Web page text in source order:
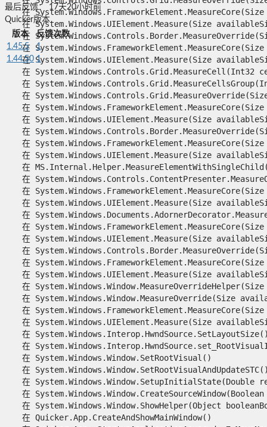
最后反馈：
17天20小时前
Quicker版本
版本
反馈次数
1.45.5
1
1.44.50 1